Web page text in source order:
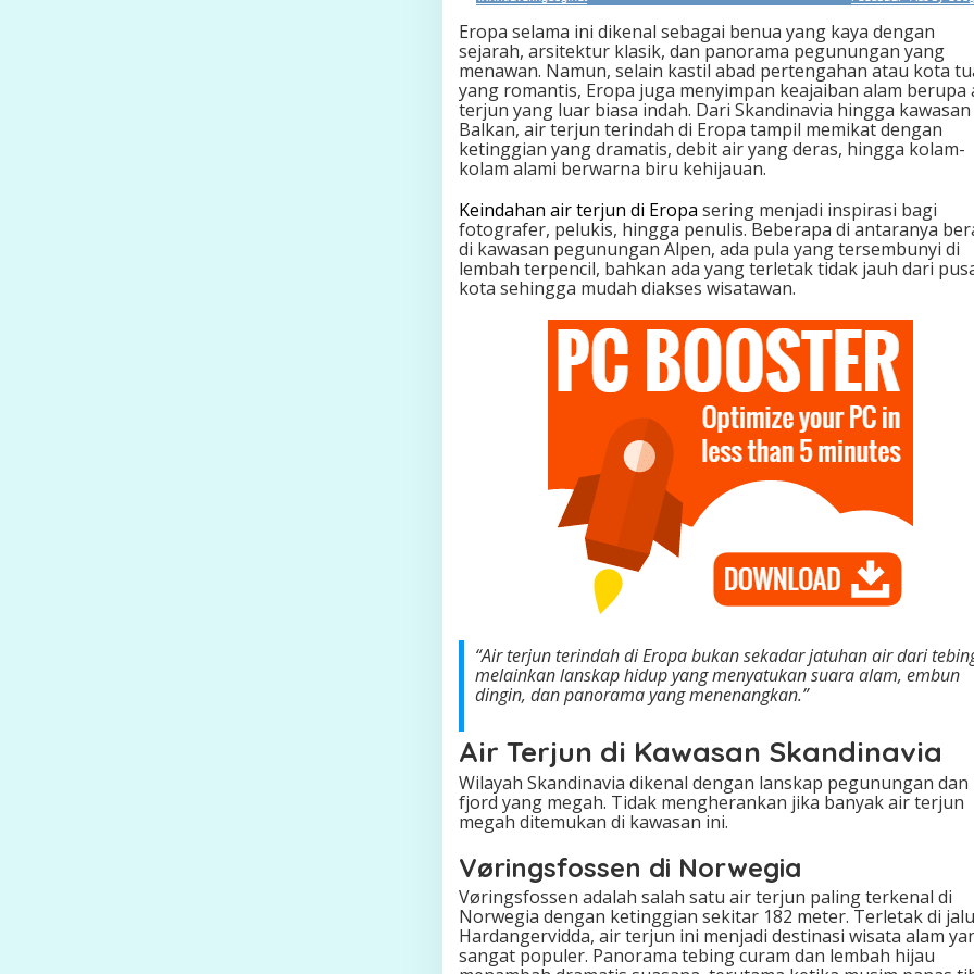
r
i
N
o
r
w
e
g
i
i
n
g
g
a
I
s
l
a
Eropa selama ini dikenal sebagai benua yang kaya dengan
sejarah, arsitektur klasik, dan panorama pegunungan yang
menawan. Namun, selain kastil abad pertengahan atau kota
yang romantis, Eropa juga menyimpan keajaiban alam berupa
terjun yang luar biasa indah. Dari Skandinavia hingga kawasan
Balkan, air terjun terindah di Eropa tampil memikat dengan
ketinggian yang dramatis, debit air yang deras, hingga kolam-
kolam alami berwarna biru kehijauan.
Keindahan air terjun di Eropa sering menjadi inspirasi bagi
fotografer, pelukis, hingga penulis. Beberapa di antaranya
di kawasan pegunungan Alpen, ada pula yang tersembunyi di
lembah terpencil, bahkan ada yang terletak tidak jauh dari
kota sehingga mudah diakses wisatawan.
“Air terjun terindah di Eropa bukan sekadar jatuhan air dari
melainkan lanskap hidup yang menyatukan suara alam, embun
dingin, dan panorama yang menenangkan.”
Air Terjun di Kawasan Skandinavia
Wilayah Skandinavia dikenal dengan lanskap pegunungan dan
fjord yang megah. Tidak mengherankan jika banyak air terjun
megah ditemukan di kawasan ini.
Vøringsfossen di Norwegia
Vøringsfossen adalah salah satu air terjun paling terkenal di
Norwegia dengan ketinggian sekitar 182 meter. Terletak di
Hardangervidda, air terjun ini menjadi destinasi wisata alam
sangat populer. Panorama tebing curam dan lembah hijau